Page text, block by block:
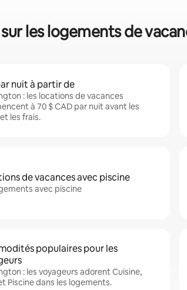
les logements de
nuit à partir de
: les locations de vacances
à 70 $ CAD par nuit avant les
les frais.
de vacances avec piscine
avec piscine
populaires pour les
: les voyageurs adorent Cuisine,
Piscine dans les logements.